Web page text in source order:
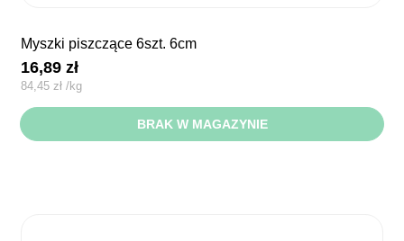
myszki piszczące 6szt. 6cm
16,89zł
84,45 zł /kg
BRAK W MAGAZYNIE